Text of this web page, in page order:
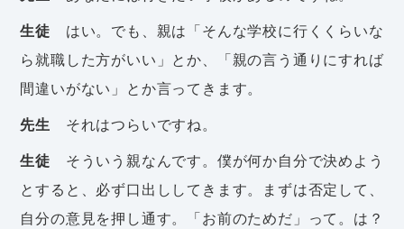
生徒 はい。でも、親は「そんな学校に行くくらいな
ら就職した方がいい」とか、「親の言う通りにすれば
間違いがない」とか言ってきます。
先生 それはつらいですね。
生徒 そういう親なんです。僕が何か自分で決めよう
とすると、必ず口出ししてきます。まずは否定して、
自分の意見を押し通す。「お前のためだ」って。は？